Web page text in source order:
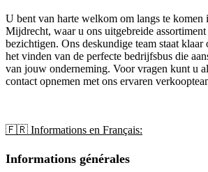
U bent van harte welkom om langs te komen
Mijdrecht, waar u ons uitgebreide
bezichtigen. Ons deskundige team staat klaar
het vinden van de perfecte bedrijfsbus die
van jouw onderneming. Voor vragen kunt u
contact opnemen met ons ervaren
🇫🇷 Informations en Français:
Informations générales